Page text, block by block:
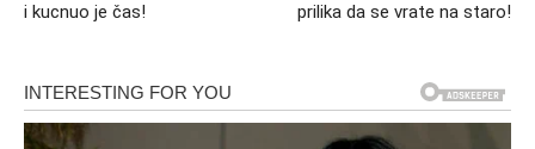
Snaga trenutka i jasnoća puta
i kucnuo je čas!
prilika da se vrate na staro!